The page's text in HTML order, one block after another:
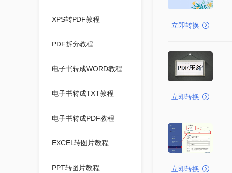
XPS转PDF教程
PDF拆分教程
电子书转成WORD教程
电子书转成TXT教程
电子书转成PDF教程
EXCEL转图片教程
PPT转图片教程
立即转换
立即转换
立即转换